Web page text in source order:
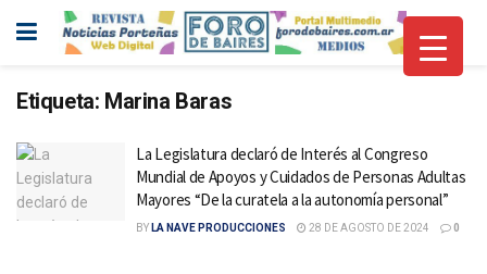
Etiqueta: Marina Baras
La Legislatura declaró de Interés al Congreso
Mundial de Apoyos y Cuidados de Personas Adultas
Mayores “De la curatela a la autonomía personal”
BY LA NAVE PRODUCCIONES 28 DE AGOSTO DE 2024 0